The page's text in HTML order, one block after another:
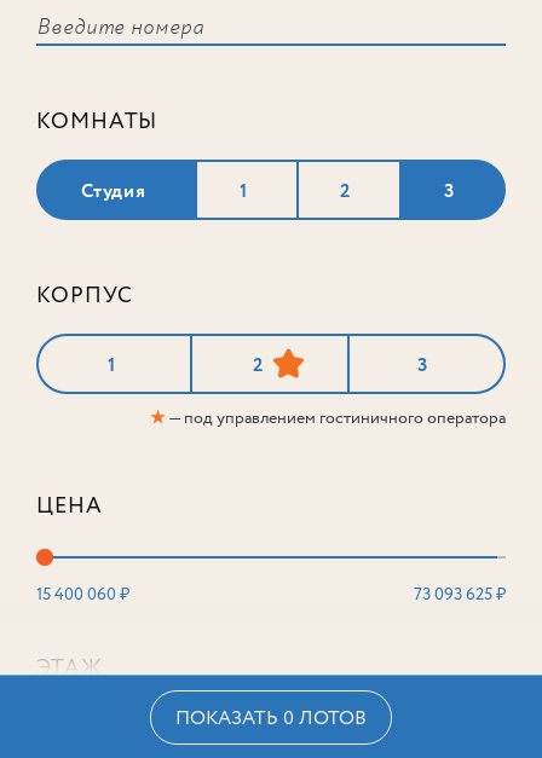
КОМНАТЫ
Студия 1 2 3
КОРПУС
1 2 3
★— под управлением гостиничного оператора
ЦЕНА
15 400 060 ₽ 73 093 625 ₽
ЭТАЖ
ПОКАЗАТЬ 0 ЛОТОВ
соответствует ни одного лота